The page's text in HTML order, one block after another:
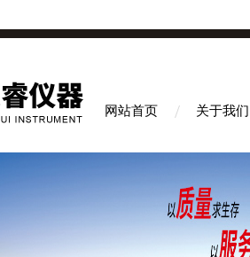
网站首页 关于我们